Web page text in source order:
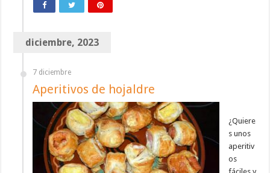
diciembre, 2023
7 diciembre
Aperitivos de hojaldre
¿Quiere
s unos
aperitiv
os